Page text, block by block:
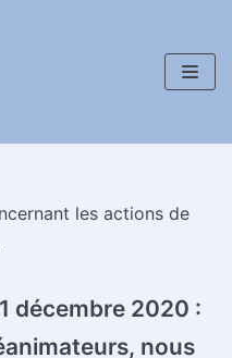
les actions de
décembre 2020 :
nous